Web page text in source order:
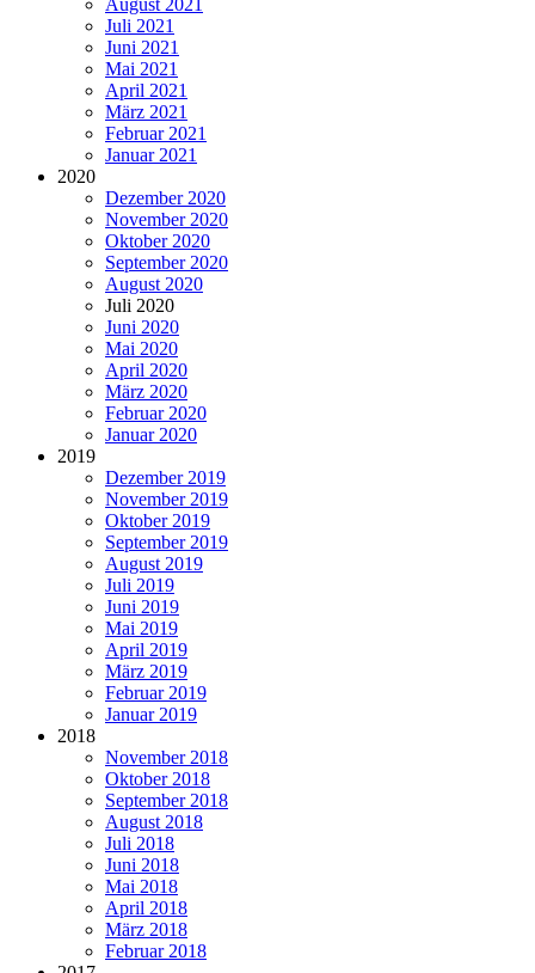
August 2021
Juli 2021
Juni 2021
Mai 2021
April 2021
März 2021
Februar 2021
Januar 2021
2020
Dezember 2020
November 2020
Oktober 2020
September 2020
August 2020
Juli 2020
Juni 2020
Mai 2020
April 2020
März 2020
Februar 2020
Januar 2020
2019
Dezember 2019
November 2019
Oktober 2019
September 2019
August 2019
Juli 2019
Juni 2019
Mai 2019
April 2019
März 2019
Februar 2019
Januar 2019
2018
November 2018
Oktober 2018
September 2018
August 2018
Juli 2018
Juni 2018
Mai 2018
April 2018
März 2018
Februar 2018